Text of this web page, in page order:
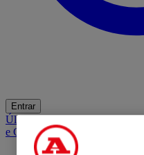
Entrar
ÚltimasMercadoOpinião
e Cabelo